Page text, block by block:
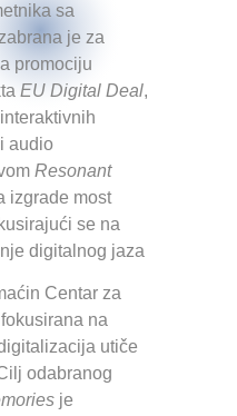
sa
je za
promociju
EU Digital Deal,
audio
Resonant
izgrade most
se na
digitalnog jaza
Centar za
na
utiče
odabranog
je